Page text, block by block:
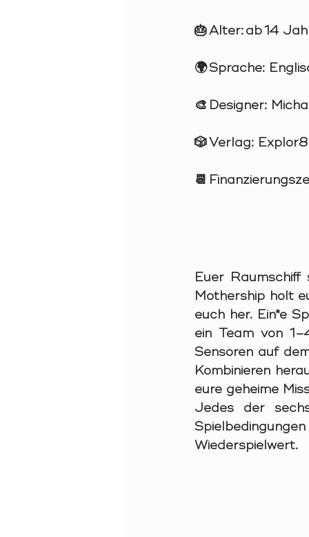
🎂 Alter: ab 14
🌍 Sprache:
🎨 Designer:
🎲 Verlag:
📆
Euer
Mothership holt
euch her. Ein*e
ein Team von
Sensoren auf
Kombinieren
eure geheime
Jedes der
Wiederspielwert.